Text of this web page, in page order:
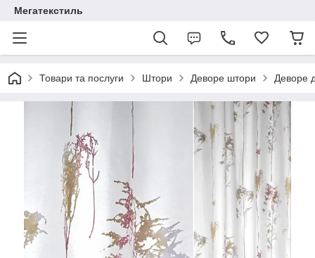
Мегатекстиль
Товари та послуги Штори Деворе штори Деворе